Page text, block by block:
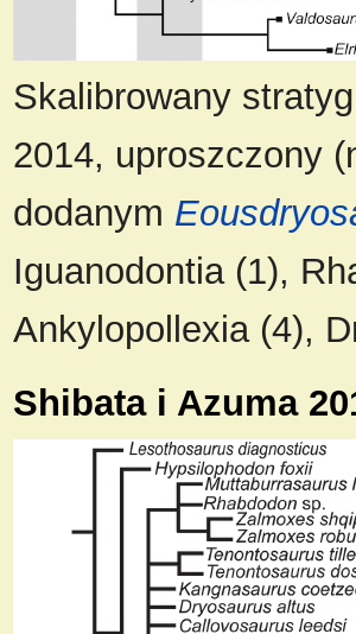
Skalibrowany
2014, uproszczony
dodanym
Iguanodontia (1),
Ankylopollexia (4),
Shibata i Azuma